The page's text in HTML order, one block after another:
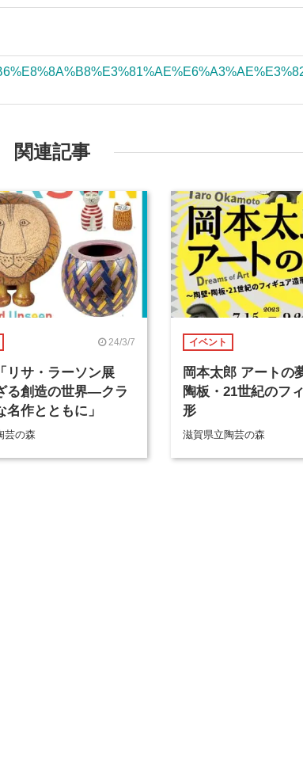
関連記事
24/3/7
リサ・ラーソン展
る創造の世界―クラ
名作とともに」
芸の森
イベント
岡本太郎 アートの
陶板・21世紀のフ
形
滋賀県立陶芸の森